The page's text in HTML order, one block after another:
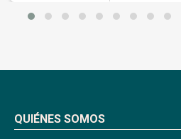
QUIÉNES SOMOS